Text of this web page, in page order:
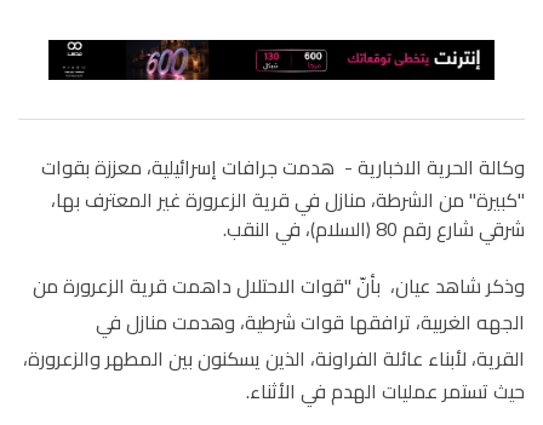
وكالة الحرية الاخبارية - هدمتجرافات إسرائيلية، معززة بقوات
"كبيرة" من الشرطة، منازل في قرية الزعرورة غير المعترف بها،
شرقي شارع رقم 80 (السلام)، في النقب.
وذكر شاهد عيان، بأنّ "قوات الاحتلال داهمت قرية الزعرورة من
الجهه الغربية، ترافقها قوات شرطية، وهدمت منازل في
القرية، لأبناء عائلة الفراونة، الذين يسكنون بين المطهر والزعرورة،
حيث تستمر عمليات الهدم في الأثناء.